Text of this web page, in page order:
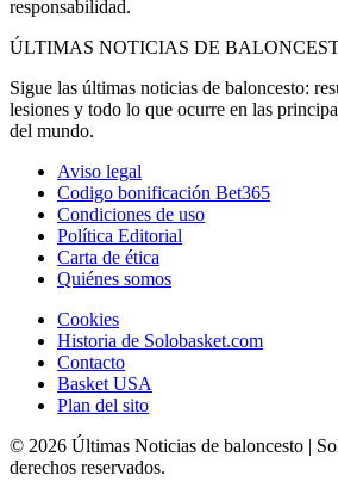
responsabilidad.
ÚLTIMAS NOTICIAS DE
Sigue las últimas noticias de baloncesto:
lesiones y todo lo que ocurre en las
del mundo.
Aviso legal
Codigo bonificación Bet365
Condiciones de uso
Política Editorial
Carta de ética
Quiénes somos
Cookies
Historia de Solobasket.com
Contacto
Basket USA
Plan del sito
© 2026 Últimas Noticias de baloncesto |
derechos reservados.